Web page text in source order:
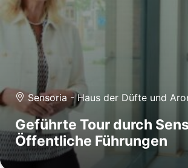
Sensoria - Haus der Düfte und
Geführte Tour durch
Öffentliche Führungen